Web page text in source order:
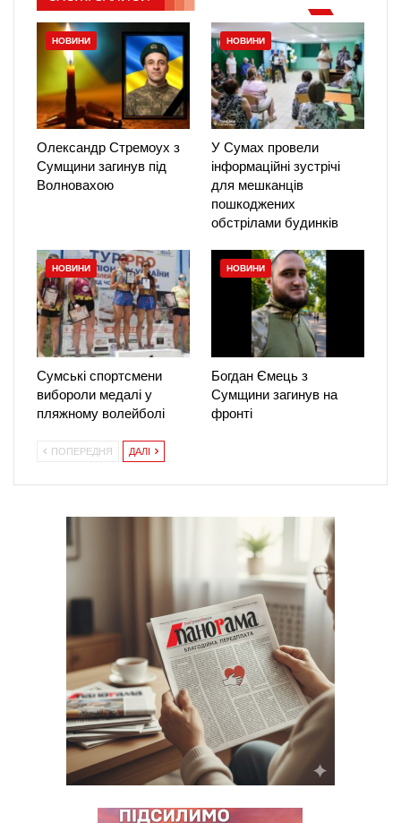
НОВИНИ
Олександр Стремоух з
Сумщини загинув під
Волновахою
НОВИНИ
У Сумах провели
інформаційні зустрічі
для мешканців
пошкоджених
обстрілами будинків
НОВИНИ
Сумські спортсмени
вибороли медалі у
пляжному волейболі
НОВИНИ
Богдан Ємець з
Сумщини загинув на
фронті
ПОПЕРЕДНЯ ДАЛІ